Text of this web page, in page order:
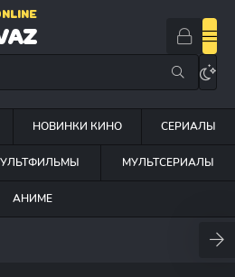
НОВИНКИ КИНО СЕРИАЛЫ
МУЛЬТСЕРИАЛЫ
АНИМЕ